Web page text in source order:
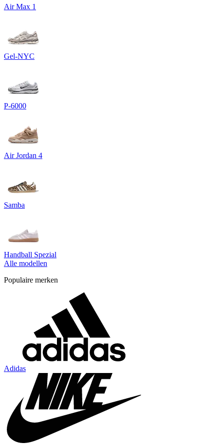
Air Max 1
Gel-NYC
P-6000
Air Jordan 4
Samba
Handball Spezial
Alle modellen
Populaire merken
Adidas